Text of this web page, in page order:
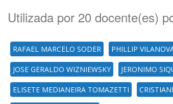
Utilizada por 20 docente(es)
RAFAEL MARCELO SODER PHILLIP
JOSE GERALDO WIZNIEWSKY JERONIMO
ELISETE MEDIANEIRA TOMAZETTI